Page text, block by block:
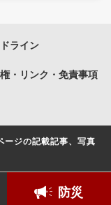
防災
ライン
・リンク・免責事項
ージの記載記事、写真